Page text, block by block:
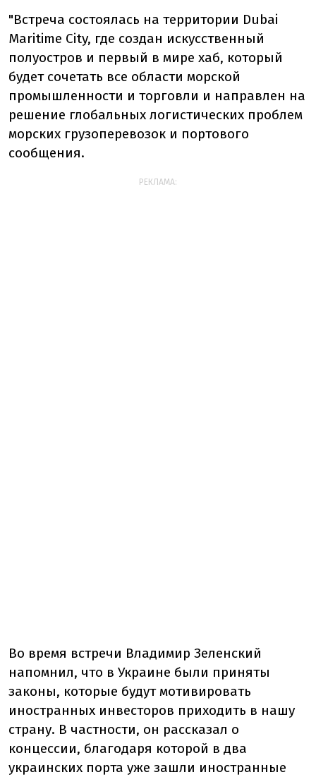
"Встреча состоялась на территории Dubai
Maritime City, где создан искусственный
полуостров и первый в мире хаб, который
будет сочетать все области морской
промышленности и торговли и направлен на
решение глобальных логистических проблем
морских грузоперевозок и портового
сообщения.
РЕКЛАМА:
Во время встречи Владимир Зеленский
напомнил, что в Украине были приняты
законы, которые будут мотивировать
иностранных инвесторов приходить в нашу
страну. В частности, он рассказал о
концессии, благодаря которой в два
украинских порта уже зашли иностранные